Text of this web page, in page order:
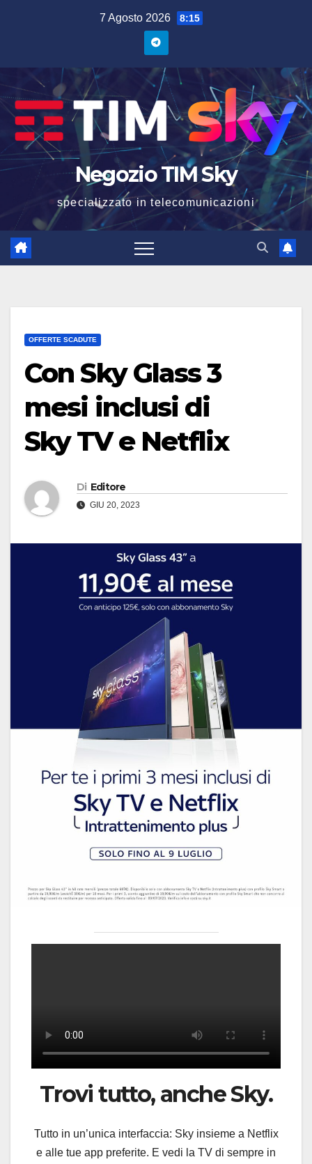
7 Agosto 2026 8:15
Negozio TIM Sky
specializzato in telecomunicazioni
OFFERTE SCADUTE
Con Sky Glass 3
mesi inclusi di
Sky TV e Netflix
Di Editore
GIU 20, 2023
Trovi tutto, anche Sky.
Tutto in un’unica interfaccia: Sky insieme a Netflix
e alle tue app preferite. E vedi la TV di sempre in